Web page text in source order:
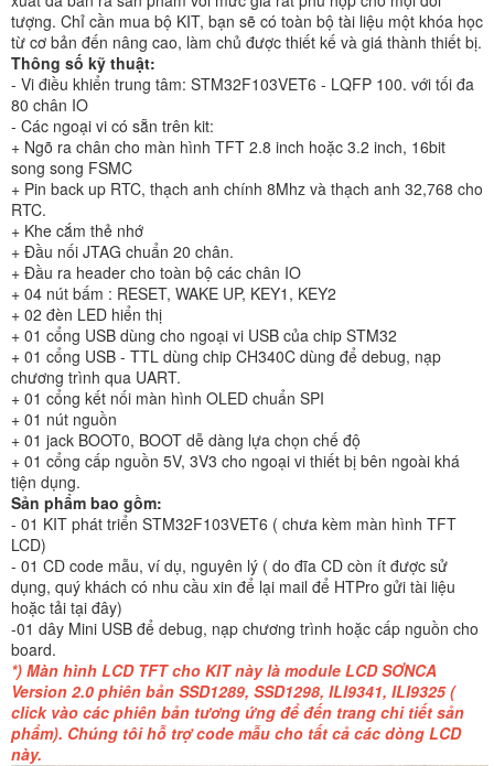
tượng. Chỉ cần mua bộ KIT, bạn sẽ có toàn bộ tài liệu một khóa học
từ cơ bản đến nâng cao, làm chủ được thiết kế và giá thành thiết bị.
Thông số kỹ thuật:
- Vi điều khiển trung tâm: STM32F103VET6 - LQFP 100. với tối đa
80 chân IO
- Các ngoại vi có sẵn trên kit:
+ Ngõ ra chân cho màn hình TFT 2.8 inch hoặc 3.2 inch, 16bit
song song FSMC
+ Pin back up RTC, thạch anh chính 8Mhz và thạch anh 32,768 cho
RTC.
+ Khe cắm thẻ nhớ
+ Đầu nối JTAG chuẩn 20 chân.
+ Đầu ra header cho toàn bộ các chân IO
+ 04 nút bấm : RESET, WAKE UP, KEY1, KEY2
+ 02 đèn LED hiển thị
+ 01 cổng USB dùng cho ngoại vi USB của chip STM32
+ 01 cổng USB - TTL dùng chip CH340C dùng để debug, nạp
chương trình qua UART.
+ 01 cổng kết nối màn hình OLED chuẩn SPI
+ 01 nút nguồn
+ 01 jack BOOT0, BOOT dễ dàng lựa chọn chế độ
+ 01 cổng cấp nguồn 5V, 3V3 cho ngoại vi thiết bị bên ngoài khá
tiện dụng.
Sản phẩm bao gồm:
- 01 KIT phát triển STM32F103VET6 ( chưa kèm màn hình TFT
LCD)
- 01 CD code mẫu, ví dụ, nguyên lý ( do đĩa CD còn ít được sử
dụng, quý khách có nhu cầu xin để lại mail để HTPro gửi tài liệu
hoặc tải tại đây)
-01 dây Mini USB để debug, nạp chương trình hoặc cấp nguồn cho
board.
*) Màn hình LCD TFT cho KIT này là module LCD SƠNCA
Version 2.0 phiên bản SSD1289, SSD1298, ILI9341, ILI9325 (
click vào các phiên bản tương ứng để đến trang chi tiết sản
phẩm). Chúng tôi hỗ trợ code mẫu cho tất cả các dòng LCD
này.